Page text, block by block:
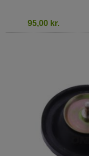
95,00 kr.